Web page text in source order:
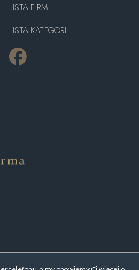
LISTA FIRM
LISTA KATEGORII